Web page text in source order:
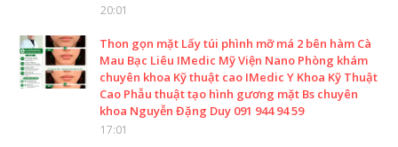
20:01
Thon gọn mặt Lấy túi phình mỡ má 2 bên hàm Cà
Mau Bạc Liêu IMedic Mỹ Viện Nano Phòng khám
chuyên khoa Kỹ thuật cao IMedic Y Khoa Kỹ Thuật
Cao Phẫu thuật tạo hình gương mặt Bs chuyên
khoa Nguyễn Đặng Duy 091 944 94 59
17:01